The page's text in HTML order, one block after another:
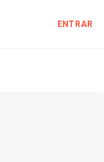
ENTRAR